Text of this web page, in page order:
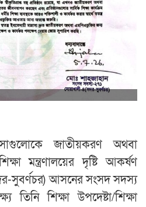
জাতীয়করণ অথবা
মন্ত্রণালয়ের দৃষ্টি আকর্ষণ
সুবর্ণচর) আসনের সংসদ সদস্য
তিনি শিক্ষা উপদেষ্টা/শিক্ষা